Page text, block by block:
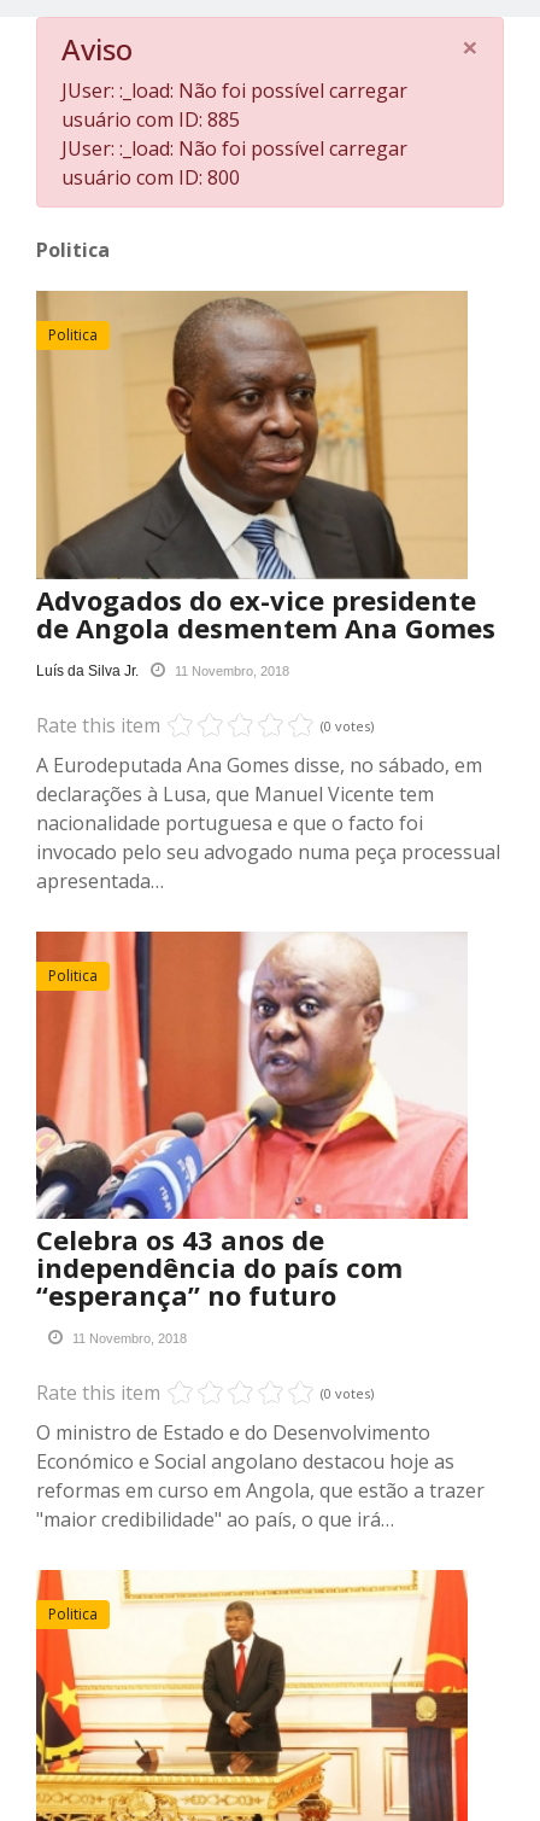
×
Aviso
JUser: :_load: Não foi possível carregar
usuário com ID: 885
JUser: :_load: Não foi possível carregar
usuário com ID: 800
Politica
Politica
Advogados do ex-vice presidente
de Angola desmentem Ana Gomes
Luís da Silva Jr. 11 Novembro, 2018
Rate this item (0 votes)
A Eurodeputada Ana Gomes disse, no sábado, em
declarações à Lusa, que Manuel Vicente tem
nacionalidade portuguesa e que o facto foi
invocado pelo seu advogado numa peça processual
apresentada…
Politica
Celebra os 43 anos de
independência do país com
“esperança” no futuro
11 Novembro, 2018
Rate this item (0 votes)
O ministro de Estado e do Desenvolvimento
Económico e Social angolano destacou hoje as
reformas em curso em Angola, que estão a trazer
"maior credibilidade" ao país, o que irá…
Politica